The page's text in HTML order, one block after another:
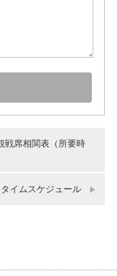
戦席相関表（所要時
タイムスケジュール